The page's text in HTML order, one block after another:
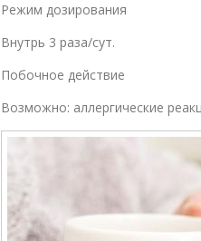
Режим дозирования
Внутрь 3 раза/сут.
Побочное действие
Возможно: аллергические